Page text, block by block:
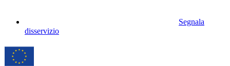
Segnala
disservizio